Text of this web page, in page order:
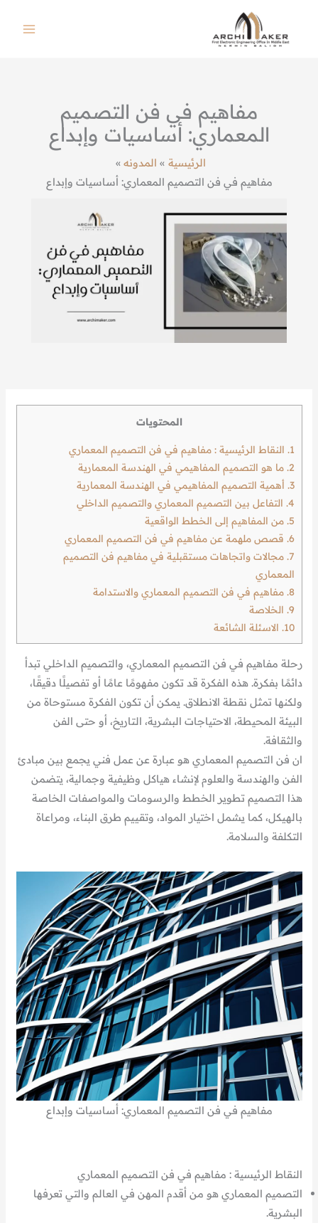
المحتوى
مفاهيم في فن التصميم
المعماري: أساسيات وإبداع
الرئيسية
المدونه
مفاهيم في فن التصميم المعماري: أساسيات وإبداع
المحتويات
1. النقاط الرئيسية : مفاهيم في فن التصميم المعماري
2. ما هو التصميم المفاهيمي في الهندسة المعمارية
3. أهمية التصميم المفاهيمي في الهندسة المعمارية
4. التفاعل بين التصميم المعماري والتصميم الداخلي
5. من المفاهيم إلى الخطط الواقعية
6. قصص ملهمة عن مفاهيم في فن التصميم المعماري
7. مجالات واتجاهات مستقبلية في مفاهيم فن التصميم
المعماري
8. مفاهيم في فن التصميم المعماري والاستدامة
9. الخلاصة
10. الاسئلة الشائعة
رحلة مفاهيم في فن التصميم المعماري، والتصميم الداخلي تبدأ
دائمًا بفكرة. هذه الفكرة قد تكون مفهومًا عامًا أو تفصيلًا دقيقًا،
ولكنها تمثل نقطة الانطلاق. يمكن أن تكون الفكرة مستوحاة من
البيئة المحيطة، الاحتياجات البشرية، التاريخ، أو حتى الفن
والثقافة.
ان فن التصميم المعماري هو عبارة عن عمل فني يجمع بين مبادئ
الفن والهندسة والعلوم لإنشاء هياكل وظيفية وجمالية، يتضمن
هذا التصميم تطوير الخطط والرسومات والمواصفات الخاصة
بالهيكل، كما يشمل اختيار المواد، وتقييم طرق البناء، ومراعاة
التكلفة والسلامة.
مفاهيم في فن التصميم المعماري: أساسيات وإبداع
النقاط الرئيسية : مفاهيم في فن التصميم المعماري
التصميم المعماري هو من أقدم المهن في العالم والتي تعرفها
البشرية.